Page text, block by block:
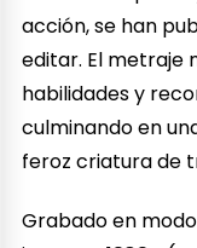
acción, se han
editar. El metraje
habilidades y
culminando en
feroz criatura de
Grabado en